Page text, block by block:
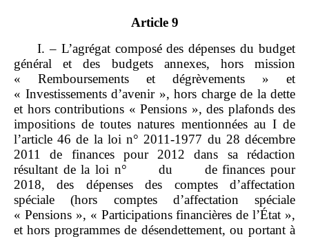
Article 9
I. – L’agrégat composé des dépenses du budget
général et des budgets annexes, hors mission
« Remboursements et dégrèvements » et
« Investissements d’avenir », hors charge de la dette
et hors contributions « Pensions », des plafonds des
impositions de toutes natures mentionnées au I de
l’article 46 de la loi n° 2011‑1977 du 28 décembre
2011 de finances pour 2012 dans sa rédaction
résultant de la loi n° du de finances pour
2018, des dépenses des comptes d’affectation
spéciale (hors comptes d’affectation spéciale
« Pensions », « Participations financières de l’État »,
et hors programmes de désendettement, ou portant à